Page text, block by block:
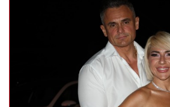
OVO JE MILKA (82) KOJU JE UBIO
vreme živela u Domu, jutros došla
je TUKAO DO SMRTI! (FOTO,